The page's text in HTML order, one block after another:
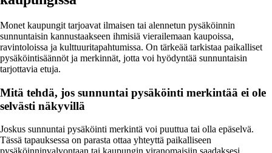
Monet kaupungit tarjoavat ilmaisen tai alennetun pysäköinnin
sunnuntaisin kannustaakseen ihmisiä vierailemaan kaupoissa,
ravintoloissa ja kulttuuritapahtumissa. On tärkeää tarkistaa paikalliset
pysäköintisäännöt ja merkinnät, jotta voi hyödyntää sunnuntaisin
tarjottavia etuja.
Mitä tehdä, jos sunnuntai pysäköinti merkintää ei ole
selvästi näkyvillä
Joskus sunnuntai pysäköinti merkintä voi puuttua tai olla epäselvä.
Tässä tapauksessa on parasta ottaa yhteyttä paikalliseen